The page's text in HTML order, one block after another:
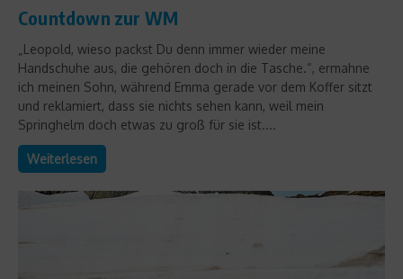
Countdown zur WM
„Leopold, wieso packst Du denn immer wieder meine
Handschuhe aus, die gehören doch in die Tasche.“, ermahne
ich meinen Sohn, während Emma gerade vor dem Koffer sitzt
und reklamiert, dass sie nichts sehen kann, weil mein
Springhelm doch etwas zu groß für sie ist....
Weiterlesen